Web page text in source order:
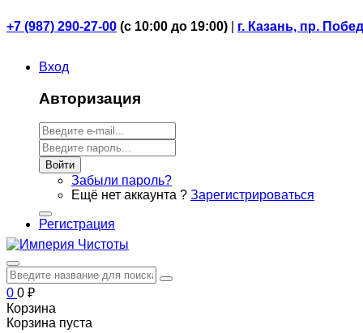
+7 (987) 290-27-00 (с 10:00 до 19:00) г. Казань, пр.
Вход
Авторизация
Войти
Забыли пароль?
Ещё нет аккаунта ? Зарегистрироваться
Регистрация
0 0 ₽
Корзина
Корзина пуста